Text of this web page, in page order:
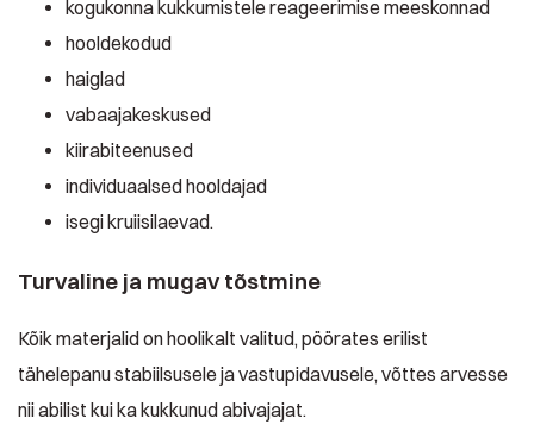
kogukonna kukkumistele reageerimise meeskonnad
hooldekodud
haiglad
vabaajakeskused
kiirabiteenused
individuaalsed hooldajad
isegi kruiisilaevad.
Turvaline ja mugav tõstmine
Kõik materjalid on hoolikalt valitud, pöörates erilist
tähelepanu stabiilsusele ja vastupidavusele, võttes arvesse
nii abilist kui ka kukkunud abivajajat.